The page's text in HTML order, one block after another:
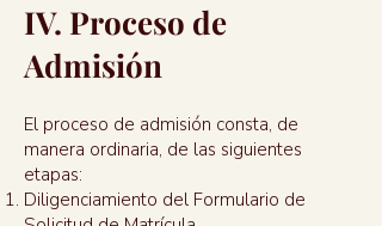
IV. Proceso de
Admisión
El proceso de admisión consta, de
manera ordinaria, de las siguientes
etapas:
Diligenciamiento del Formulario de